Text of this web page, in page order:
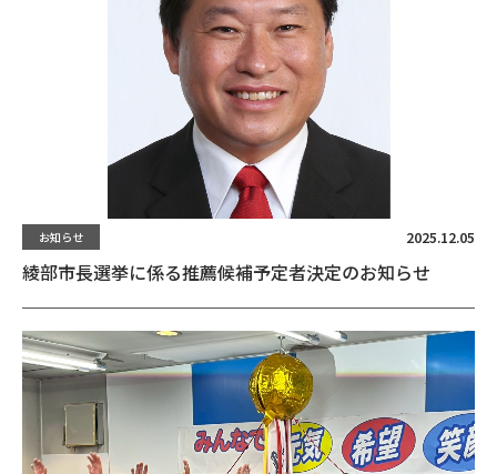
お知らせ 2025.12.05
綾部市長選挙に係る推薦候補予定者決定のお知らせ